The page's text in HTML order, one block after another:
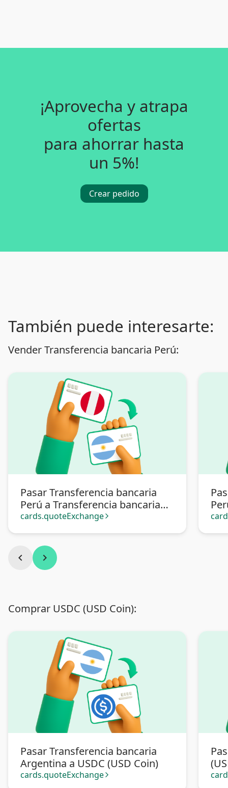
¡Aprovecha y atrapa
ofertas
para ahorrar hasta
un 5%!
Crear pedido
También puede interesarte:
Vender Transferencia bancaria Perú:
Pasar Transferencia bancaria
Perú a Transferencia bancaria
Argentina
cards.quoteExchange arrow_forward_ios
chevron_left chevron_right
Comprar USDC (USD Coin):
Pasar Transferencia bancaria
Argentina a USDC (USD Coin)
cards.quoteExchange arrow_forward_ios